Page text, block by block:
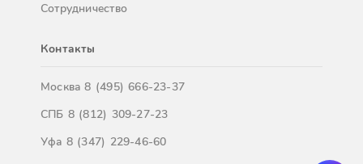
Сотрудничество
Контакты
Москва8 (495) 666-23-37
СПБ 8 (812) 309-27-23
Уфа 8 (347) 229-46-60